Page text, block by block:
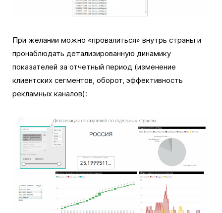
При желании можно «провалиться» внутрь страны и
пронаблюдать детализированную динамику
показателей за отчетный период (изменение
клиентских сегментов, оборот, эффективность
рекламных каналов):